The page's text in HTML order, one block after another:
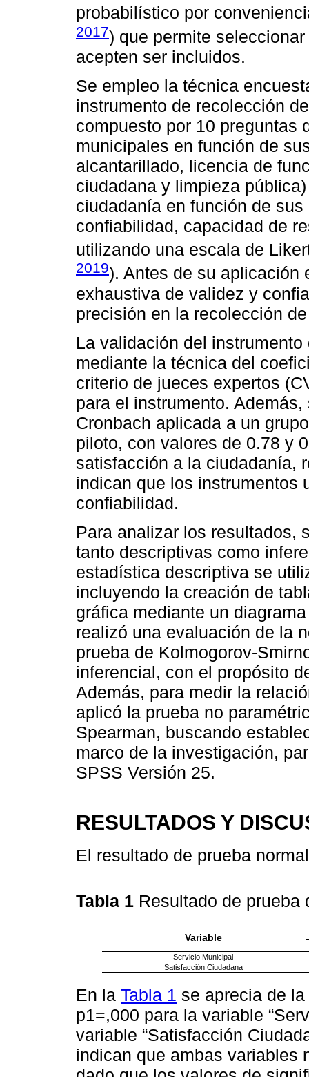
probabilístico por
2017) que permite
acepten ser incluidos.
Se empleo la técnica
instrumento de recolección
compuesto por 10 preguntas
municipales en función de
alcantarillado, licencia de
ciudadana y limpieza
ciudadanía en función de
confiabilidad, capacidad de
utilizando una escala de
2019). Antes de su aplicación
exhaustiva de validez y
precisión en la recolección
La validación del
mediante la técnica del
criterio de jueces expertos
para el instrumento.
Cronbach aplicada a un
piloto, con valores de 0.78 y
satisfacción a la ciudadanía,
indican que los instrumentos
confiabilidad.
Para analizar los resultados,
tanto descriptivas como
estadística descriptiva se
incluyendo la creación de
gráfica mediante un
realizó una evaluación de la
prueba de Kolmogorov-
inferencial, con el propósito
Además, para medir la
aplicó la prueba no
Spearman, buscando
marco de la investigación,
SPSS Versión 25.
RESULTADOS Y
El resultado de prueba
Tabla 1 Resultado de
Variable
Servicio Municipal
Satisfacción Ciudadana
En la Tabla 1 se aprecia de
p1=,000 para la variable
variable “Satisfacción
indican que ambas variables